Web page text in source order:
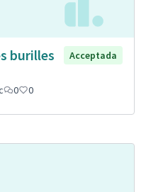
burilles
Acceptada
0 0